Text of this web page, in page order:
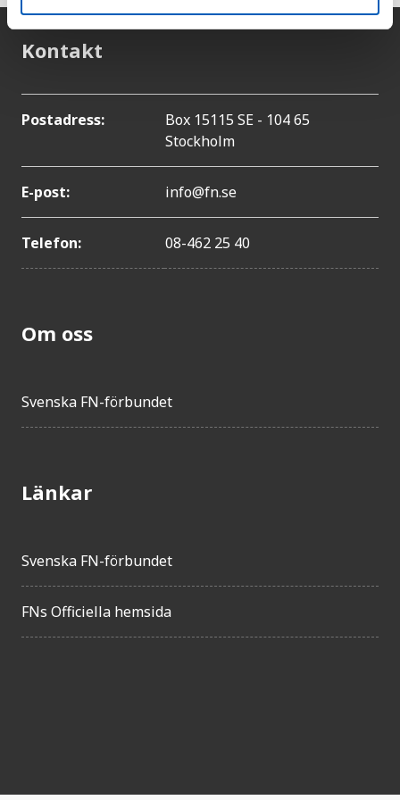
Kontakt
Postadress:
Box 15115 SE - 104 65
Stockholm
E-post: info@fn.se
Telefon: 08-462 25 40
Om oss
Svenska FN-förbundet
Länkar
Svenska FN-förbundet
FNs Officiella hemsida